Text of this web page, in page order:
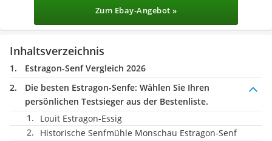
Zum Ebay-Angebot »
Inhaltsverzeichnis
Estragon-Senf Vergleich 2026
Die besten Estragon-Senfe: Wählen Sie Ihren
persönlichen Testsieger aus der Bestenliste.
Louit Estragon-Essig
Historische Senfmühle Monschau Estragon-Senf